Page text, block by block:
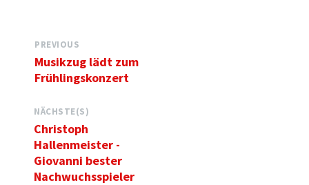
PREVIOUS
Musikzug lädt zum
Frühlingskonzert
NÄCHSTE(S)
Christoph
Hallenmeister -
Giovanni bester
Nachwuchsspieler